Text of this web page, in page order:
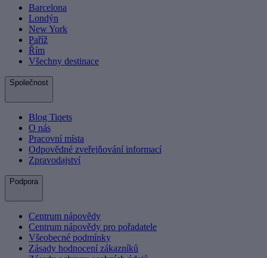
Barcelona
Londýn
New York
Paříž
Řím
Všechny destinace
Společnost
Blog Tiqets
O nás
Pracovní místa
Odpovědné zveřejňování informací
Zpravodajství
Podpora
Centrum nápovědy
Centrum nápovědy pro pořadatele
Všeobecné podmínky
Zásady hodnocení zákazníků